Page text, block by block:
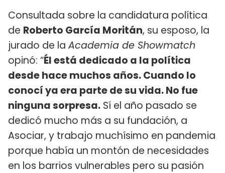
Consultada sobre la candidatura política
de Roberto García Moritán, su esposo, la
jurado de laAcademia de Showmatch
opinó: “Él está dedicado a la política
desde hace muchos años. Cuando lo
conocí ya era parte de su vida. No fue
ninguna sorpresa. Sí el año pasado se
dedicó mucho más a su fundación, a
Asociar, y trabajo muchísimo en pandemia
porque había un montón de necesidades
en los barrios vulnerables pero su pasión